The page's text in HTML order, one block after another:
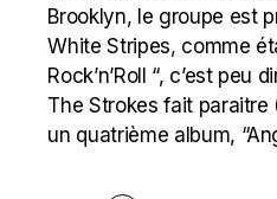
Brooklyn, le groupe est
White Stripes, comme
Rock’n’Roll “, c’est peu
The Strokes fait paraitre
un quatrième album,